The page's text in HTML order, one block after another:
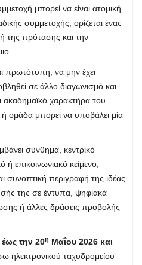
μπορεί να είναι ατομική
συμμετοχής, ορίζεται ένας
της πρότασης και την
πρωτότυπη, να μην έχει
σε άλλο διαγωνισμό και
ακαδημαϊκό χαρακτήρα του
ομάδα μπορεί να υποβάλει μία
σύνθημα, κεντρικό
ή επικοινωνιακό κείμενο,
συνοπτική περιγραφή της ιδέας
της σε έντυπα, ψηφιακά
ή άλλες δράσεις προβολής
έως την 20η Μαΐου 2026 και
ηλεκτρονικού ταχυδρομείου